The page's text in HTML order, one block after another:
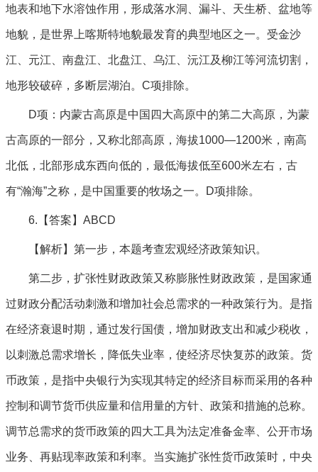
地表和地下水溶蚀作用，形成落水洞、漏斗、天生桥、盆地等
地貌，是世界上喀斯特地貌最发育的典型地区之一。受金沙
江、元江、南盘江、北盘江、乌江、沅江及柳江等河流切割，
地形较破碎，多断层湖泊。C项排除。
D项：内蒙古高原是中国四大高原中的第二大高原，为蒙
古高原的一部分，又称北部高原，海拔1000—1200米，南高
北低，北部形成东西向低的，最低海拔低至600米左右，古
有“瀚海”之称，是中国重要的牧场之一。D项排除。
6.【答案】ABCD
【解析】第一步，本题考查宏观经济政策知识。
第二步，扩张性财政政策又称膨胀性财政政策，是国家通
过财政分配活动刺激和增加社会总需求的一种政策行为。是指
在经济衰退时期，通过发行国债，增加财政支出和减少税收，
以刺激总需求增长，降低失业率，使经济尽快复苏的政策。货
币政策，是指中央银行为实现其特定的经济目标而采用的各种
控制和调节货币供应量和信用量的方针、政策和措施的总称。
调节总需求的货币政策的四大工具为法定准备金率、公开市场
业务、再贴现率政策和利率。当实施扩张性货币政策时，中央